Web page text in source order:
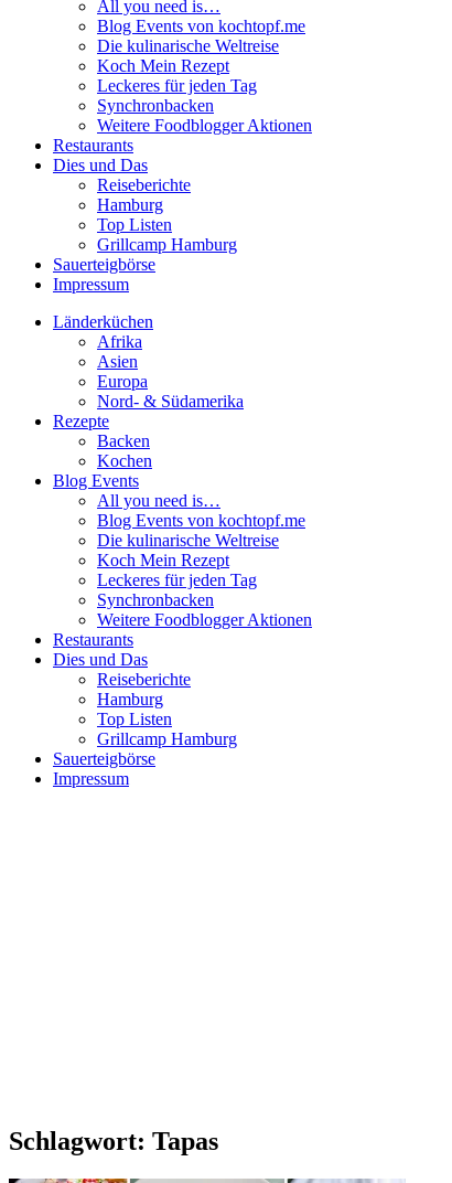
All you need is…
Blog Events von kochtopf.me
Die kulinarische Weltreise
Koch Mein Rezept
Leckeres für jeden Tag
Synchronbacken
Weitere Foodblogger Aktionen
Restaurants
Dies und Das
Reiseberichte
Hamburg
Top Listen
Grillcamp Hamburg
Sauerteigbörse
Impressum
Länderküchen
Afrika
Asien
Europa
Nord- & Südamerika
Rezepte
Backen
Kochen
Blog Events
All you need is…
Blog Events von kochtopf.me
Die kulinarische Weltreise
Koch Mein Rezept
Leckeres für jeden Tag
Synchronbacken
Weitere Foodblogger Aktionen
Restaurants
Dies und Das
Reiseberichte
Hamburg
Top Listen
Grillcamp Hamburg
Sauerteigbörse
Impressum
Schlagwort: Tapas